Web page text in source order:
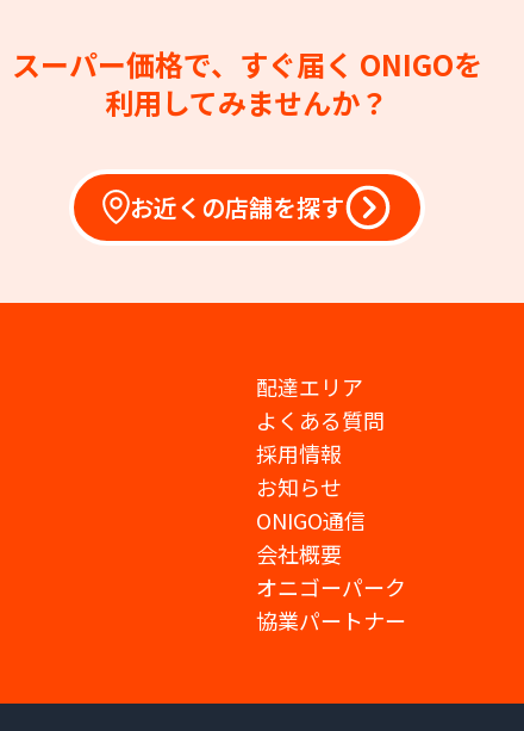
スーパー価格で、すぐ届く ONIGOを
利用してみませんか？
お近くの店舗を探す
配達エリア
よくある質問
採用情報
お知らせ
ONIGO通信
会社概要
オニゴーパーク
協業パートナー